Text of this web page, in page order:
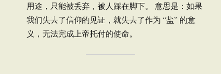
用途，只能被丢弃，被人踩在脚下。 意思是：如果
我们失去了信仰的见证，就失去了作为 “盐” 的意
义，无法完成上帝托付的使命。